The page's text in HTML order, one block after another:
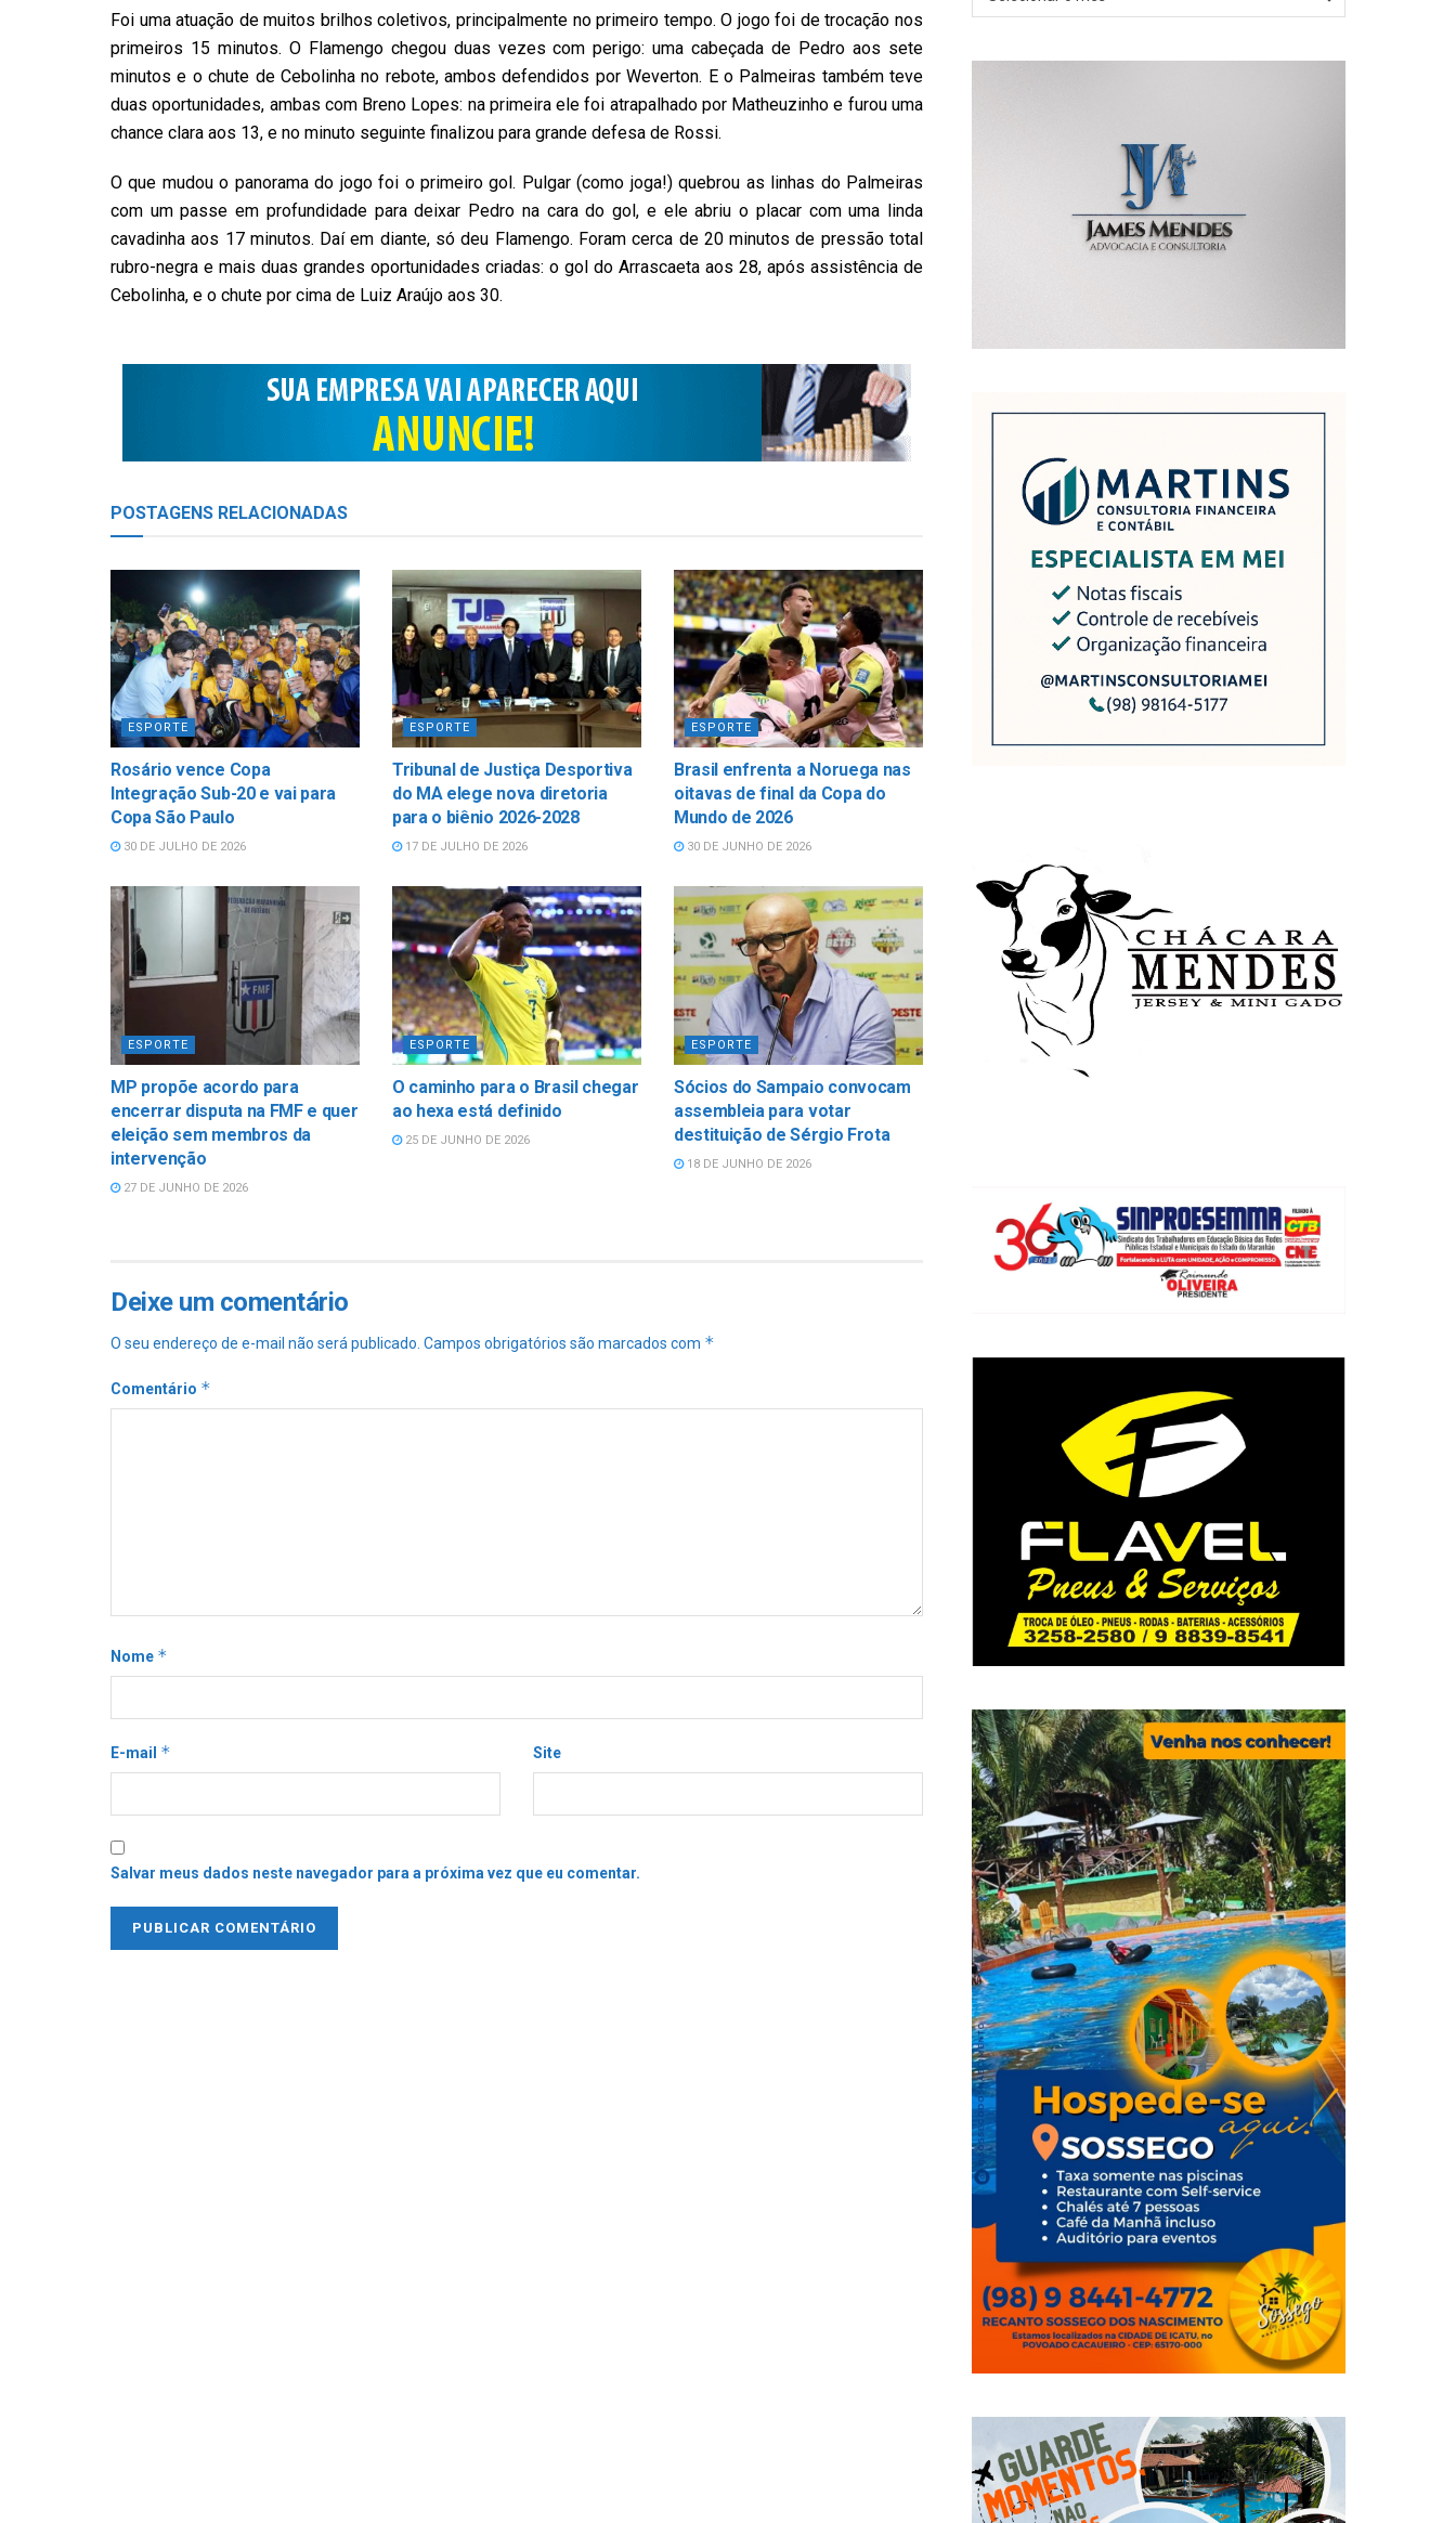
Foi uma atuação de muitos brilhos coletivos, principalmente no primeiro tempo. O jogo foi de trocação nos
primeiros 15 minutos. O Flamengo chegou duas vezes com perigo: uma cabeçada de Pedro aos sete
minutos e o chute de Cebolinha no rebote, ambos defendidos por Weverton. E o Palmeiras também teve
duas oportunidades, ambas com Breno Lopes: na primeira ele foi atrapalhado por Matheuzinho e furou uma
chance clara aos 13, e no minuto seguinte finalizou para grande defesa de Rossi.
O que mudou o panorama do jogo foi o primeiro gol. Pulgar (como joga!) quebrou as linhas do Palmeiras
com um passe em profundidade para deixar Pedro na cara do gol, e ele abriu o placar com uma linda
cavadinha aos 17 minutos. Daí em diante, só deu Flamengo. Foram cerca de 20 minutos de pressão total
rubro-negra e mais duas grandes oportunidades criadas: o gol do Arrascaeta aos 28, após assistência de
Cebolinha, e o chute por cima de Luiz Araújo aos 30.
POSTAGENS RELACIONADAS
ESPORTE
Rosário vence Copa
Integração Sub-20 e vai para
Copa São Paulo
30 DE JULHO DE 2026
ESPORTE
Tribunal de Justiça Desportiva
do MA elege nova diretoria
para o biênio 2026-2028
17 DE JULHO DE 2026
ESPORTE
Brasil enfrenta a Noruega nas
oitavas de final da Copa do
Mundo de 2026
30 DE JUNHO DE 2026
ESPORTE
MP propõe acordo para
encerrar disputa na FMF e quer
eleição sem membros da
intervenção
27 DE JUNHO DE 2026
ESPORTE
O caminho para o Brasil chegar
ao hexa está definido
25 DE JUNHO DE 2026
ESPORTE
Sócios do Sampaio convocam
assembleia para votar
destituição de Sérgio Frota
18 DE JUNHO DE 2026
Deixe um comentário
O seu endereço de e-mail não será publicado. Campos obrigatórios são marcados com *
Comentário *
Nome *
E-mail * Site
Salvar meus dados neste navegador para a próxima vez que eu comentar.